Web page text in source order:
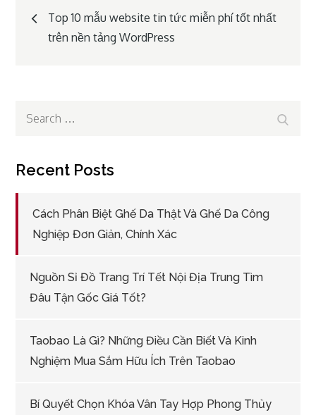
Post
navigation
Top 10 mẫu website tin tức miễn phí tốt nhất
trên nền tảng WordPress
Search
Recent Posts
Cách Phân Biệt Ghế Da Thật Và Ghế Da Công
Nghiệp Đơn Giản, Chính Xác
Nguồn Sỉ Đồ Trang Trí Tết Nội Địa Trung Tìm
Đâu Tận Gốc Giá Tốt?
Taobao Là Gì? Những Điều Cần Biết Và Kinh
Nghiệm Mua Sắm Hữu Ích Trên Taobao
Bí Quyết Chọn Khóa Vân Tay Hợp Phong Thủy